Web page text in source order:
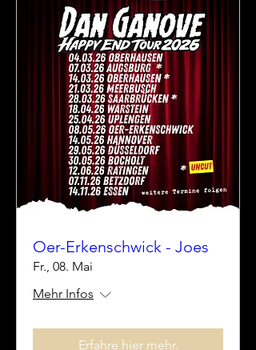
Oer-Erkenschwick - Joes
Fr., 08. Mai
Mehr Infos
Erfahre hier mehr.